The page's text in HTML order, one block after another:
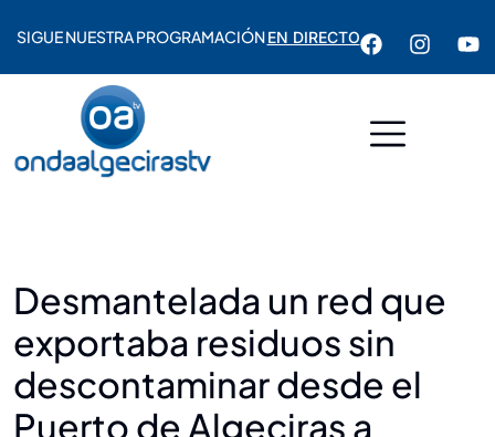
SIGUE NUESTRA PROGRAMACIÓNEN DIRECTO
Desmantelada un red que
exportaba residuos sin
descontaminar desde el
Puerto de Algeciras a